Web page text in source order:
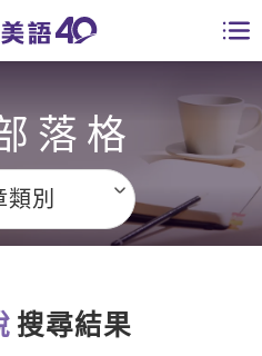
落格
類別
搜尋結果